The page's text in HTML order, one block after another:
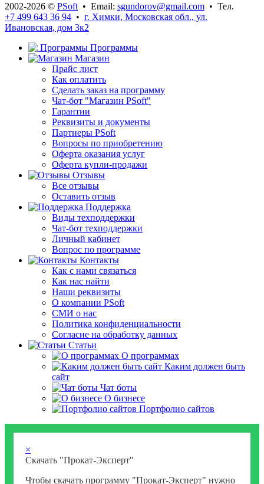
2002-2026 © PSoft • Email: sgundorov@gmail.com • Тел.
+7 499 643 36 94 • г. Химки, Московская обл., ул.
Ивановская, дом 3к2
Программы
Магазин
Прайс лист
Как оплатить
Сделать заказ на программу
Чат-бот "Магазин PSoft"
Гарантии
Реквизиты и документы
Партнеры PSoft
Вопросы по приобретению
Оферта оказания услуг
Оферта купли-продажи
Отзывы
Все отзывы
Оставить отзыв
Поддержка
Виды техподдержки
Чат-бот техподдержки
Личный кабинет
Вопрос по программе
Контакты
Как с нами связаться
Как нас найти
Наши реквизиты
О компании PSoft
СМИ о нас
Политика конфиденциальности
Согласие на обработку данных
Статьи
О программах
Каким должен быть
сайт
Чат боты
О бизнесе
Портфолио сайтов
×
Скачать "Прокат-Эксперт"
Чтобы скачать программу "Прокат-Эксперт" нужно